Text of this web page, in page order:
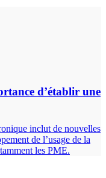
d’établir une
inclut de nouvelles
de l’usage de la
les PME.